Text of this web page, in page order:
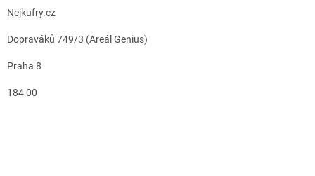
Nejkufry.cz
Dopraváků 749/3 (Areál Genius)
Praha 8
184 00